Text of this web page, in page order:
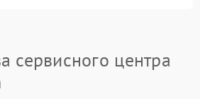
сервисного центра